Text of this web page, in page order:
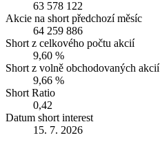
63 578 122
Akcie na short předchozí měsíc
64 259 886
Short z celkového počtu akcií
9,60 %
Short z volně obchodovaných akcií
9,66 %
Short Ratio
0,42
Datum short interest
15. 7. 2026